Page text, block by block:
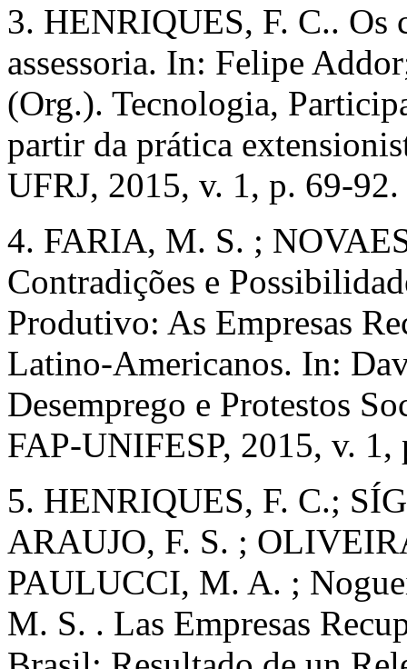
3. HENRIQUES, F. C.. Os
assessoria. In: Felipe
(Org.). Tecnologia,
partir da prática
UFRJ, 2015, v. 1, p. 69-92.
4. FARIA, M. S. ;
Contradições e
Produtivo: As Empresas
Latino‑Americanos. In:
Desemprego e Protestos
FAP-UNIFESP, 2015, v. 1,
5. HENRIQUES, F. C.;
ARAUJO, F. S. ;
PAULUCCI, M. A. ;
M. S. . Las Empresas